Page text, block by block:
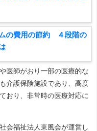
の費用の節約 ４段階の
医師がおり一部の医療的な
介護保険施設であり、高度
おり、非常時の医療対応に
会福祉法人東風会が運営し